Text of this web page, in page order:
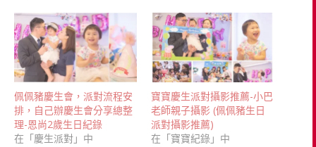
佩佩豬慶生會，派對流程安
排，自己辦慶生會分享總整
理-恩尚2歲生日紀錄
在「慶生派對」中
寶寶慶生派對攝影推薦-小巴
老師親子攝影 (佩佩豬生日
派對攝影推薦)
在「寶寶紀錄」中